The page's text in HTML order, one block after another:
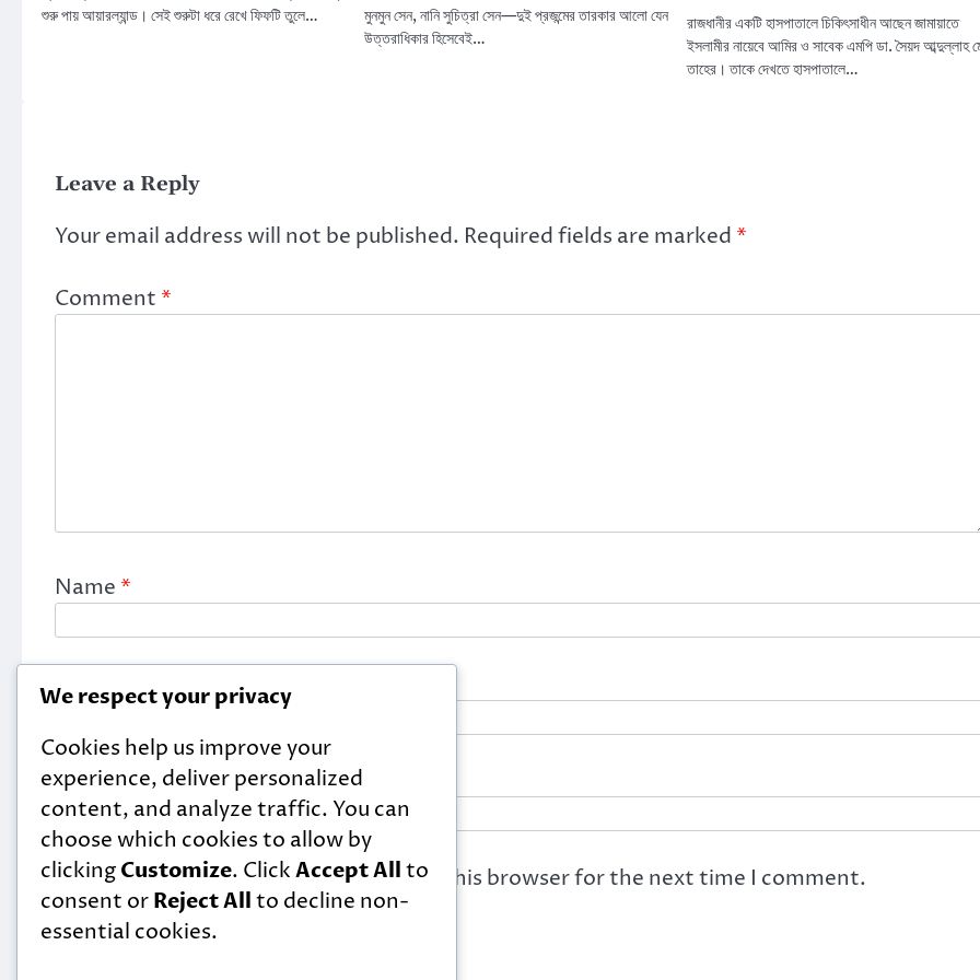
শুরু পায় আয়ারল্যান্ড। সেই শুরুটা ধরে রেখে ফিফটি তুলে…
মুনমুন সেন, নানি সুচিত্রা সেন—দুই প্রজন্মের তারকার আলো যেন
উত্তরাধিকার হিসেবেই…
রাজধানীর একটি হাসপাতালে চিকিৎসাধীন আছেন জামায়াতে
ইসলামীর নায়েবে আমির ও সাবেক এমপি ডা. সৈয়দ আব্দুল্লাহ
তাহের। তাকে দেখতে হাসপাতালে…
Leave a Reply
Your email address will not be published. Required fields are marked *
Comment *
Name *
Email
Website
Save my name, email, and website in this browser for the next time I comment.
We respect your privacy
Cookies help us improve your
experience, deliver personalized
content, and analyze traffic. You can
choose which cookies to allow by
clickingCustomize. ClickAccept Allto
consent orReject Allto decline non-
essential cookies.